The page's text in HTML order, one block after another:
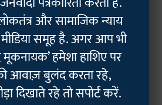
और सामाजिक न्याय
समूह है. अगर आप भी
हमेशा हाशिए पर
आवाज़ बुलंद करता रहे,
दिखाते रहे तो सपोर्ट करें.